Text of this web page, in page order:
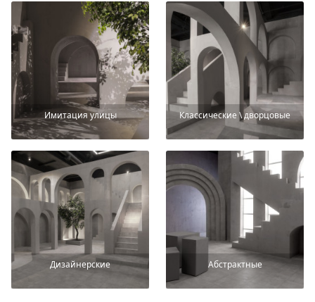
Имитация улицы Классические \ дворцовые
Дизайнерские Абстрактные